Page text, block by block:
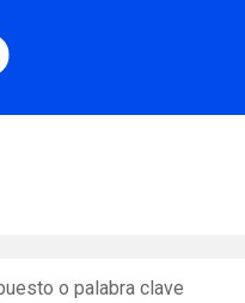
o palabra clave